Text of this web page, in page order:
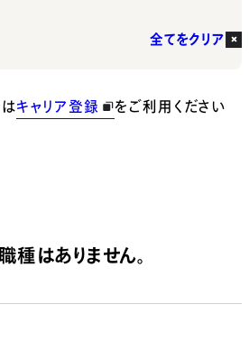
全てをクリア
キャリア登録 をご利用ください
種はありません。